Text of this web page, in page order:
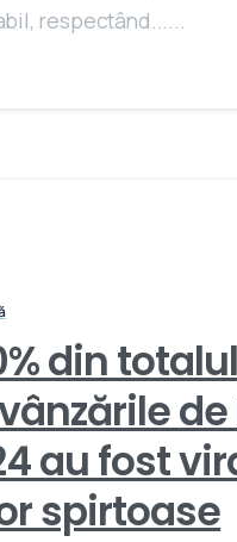
respectând......
din
au fost
spirtoase